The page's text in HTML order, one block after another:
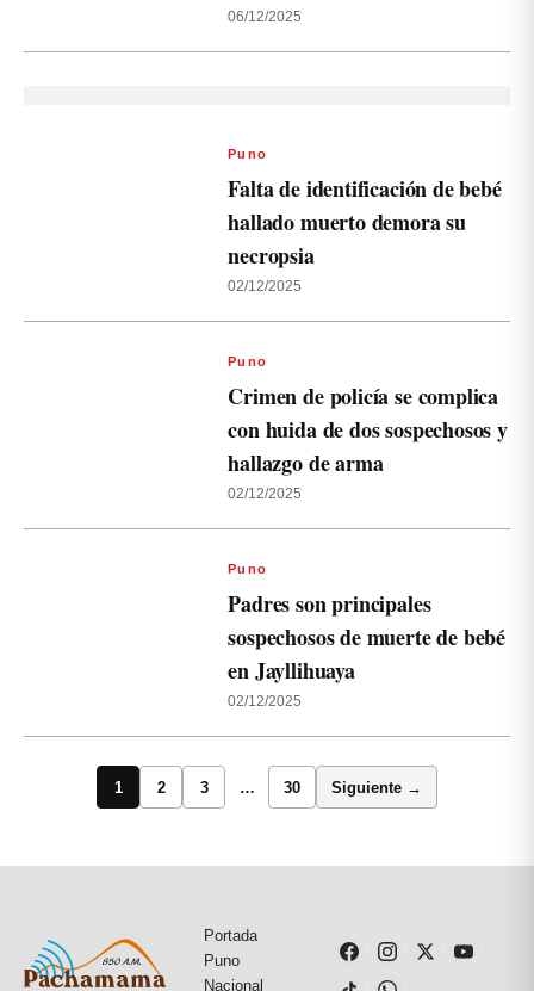
06/12/2025
Puno
Falta de identificación de bebé
hallado muerto demora su
necropsia
02/12/2025
Puno
Crimen de policía se complica
con huida de dos sospechosos y
hallazgo de arma
02/12/2025
Puno
Padres son principales
sospechosos de muerte de bebé
en Jayllihuaya
02/12/2025
1 2 3 … 30 Siguiente →
Portada
Puno
Nacional